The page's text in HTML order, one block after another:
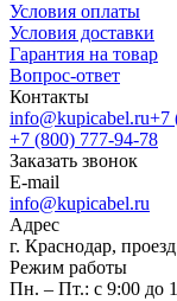
Условия оплаты
Условия доставки
Гарантия на товар
Вопрос-ответ
Контакты
info@kupicabel.ru+7
+7 (800) 777-94-78
Заказать звонок
E-mail
info@kupicabel.ru
Адрес
г. Краснодар,
Режим работы
Пн. – Пт.: с 9:00 до